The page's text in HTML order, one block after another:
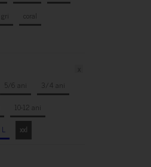
gri
coral
5/6 ani
3/4 ani
10-12 ani
L xxl